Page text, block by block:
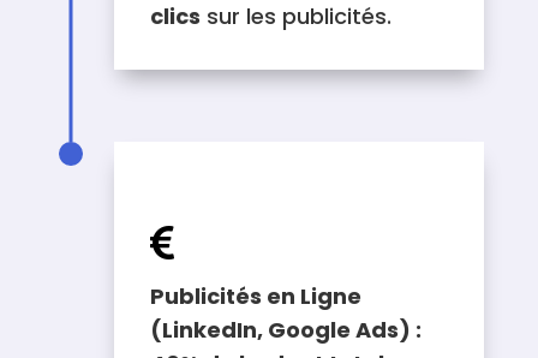
clics sur les publicités.

Publicités en Ligne
(LinkedIn, Google Ads) :